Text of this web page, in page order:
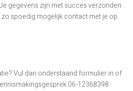
gegevens zijn met succes verzonden
spoedig mogelijk contact met je op.
Vul dan onderstaand formulier in of
06-12368398